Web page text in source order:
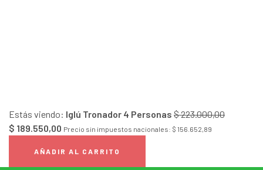
Estás viendo: Iglú Tronador 4 Personas $223.000,00
$ 189.550,00 Precio sin impuestos nacionales: $ 156.652,89
AÑADIR AL CARRITO